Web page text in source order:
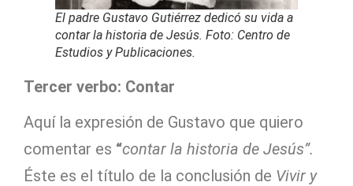
El padre Gustavo Gutiérrez dedicó su vida a
contar la historia de Jesús. Foto: Centro de
Estudios y Publicaciones.
Tercer verbo: Contar
Aquí la expresión de Gustavo que quiero
comentar es “contar la historia de Jesús”.
Éste es el título de la conclusión de Vivir y